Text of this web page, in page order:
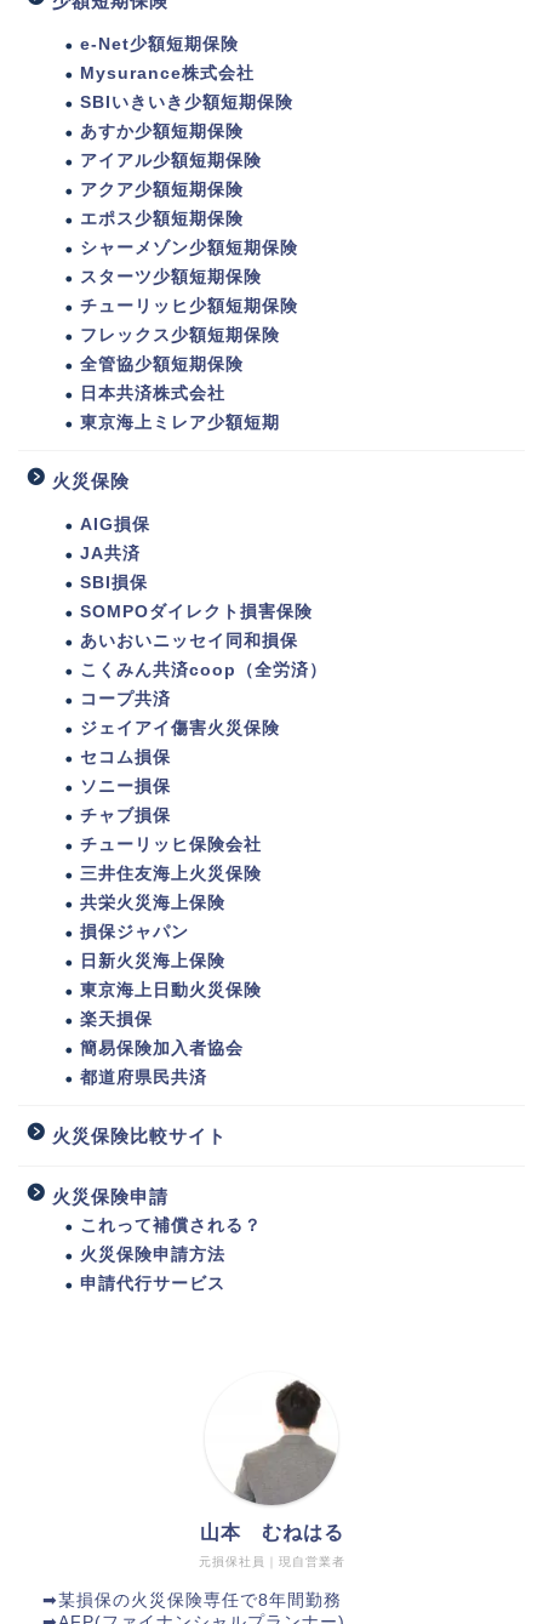
e-Net少額短期保険
Mysurance株式会社
SBIいきいき少額短期保険
あすか少額短期保険
アイアル少額短期保険
アクア少額短期保険
エポス少額短期保険
シャーメゾン少額短期保険
スターツ少額短期保険
チューリッヒ少額短期保険
フレックス少額短期保険
全管協少額短期保険
日本共済株式会社
東京海上ミレア少額短期
火災保険
AIG損保
JA共済
SBI損保
SOMPOダイレクト損害保険
あいおいニッセイ同和損保
こくみん共済coop（全労済）
コープ共済
ジェイアイ傷害火災保険
セコム損保
ソニー損保
チャブ損保
チューリッヒ保険会社
三井住友海上火災保険
共栄火災海上保険
損保ジャパン
日新火災海上保険
東京海上日動火災保険
楽天損保
簡易保険加入者協会
都道府県民共済
火災保険比較サイト
火災保険申請
これって補償される？
火災保険申請方法
申請代行サービス
元損保社員｜現自営業者
山本 むねはる
➡︎某損保の火災保険専任で8年間勤務